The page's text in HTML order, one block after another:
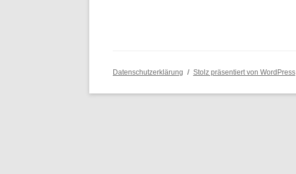
Datenschutzerklärung Stolz präsentiert von WordPress